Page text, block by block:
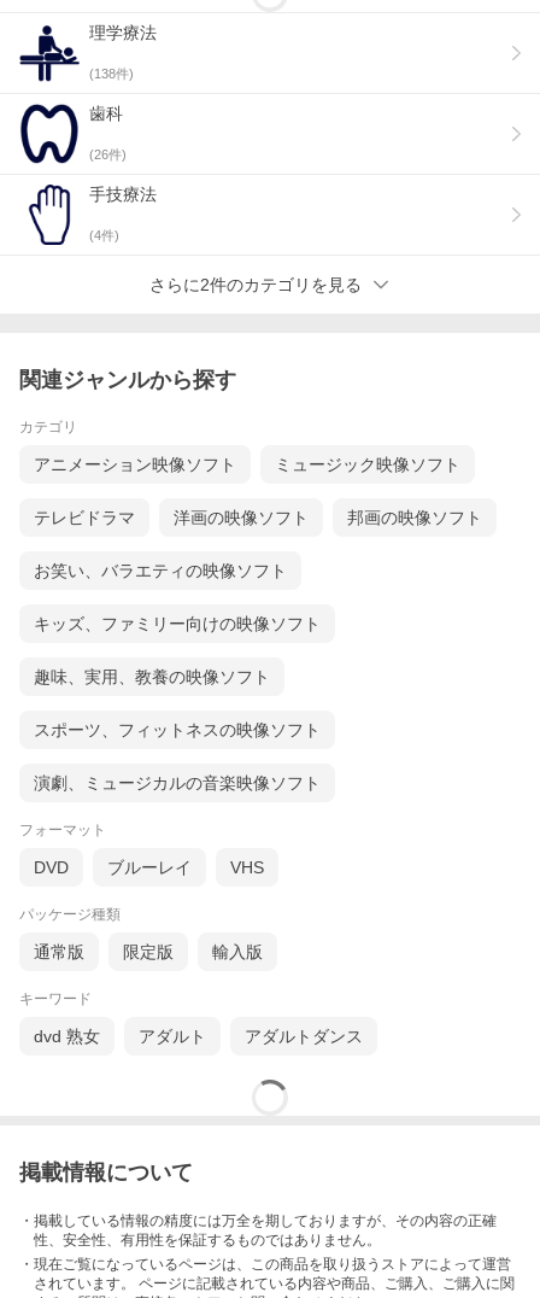
理学療法
(138件)
歯科
(26件)
手技療法
(4件)
さらに2件のカテゴリを見る
関連ジャンルから探す
カテゴリ
アニメーション映像ソフト ミュージック映像ソフト
テレビドラマ 洋画の映像ソフト 邦画の映像ソフト
お笑い、バラエティの映像ソフト
キッズ、ファミリー向けの映像ソフト
趣味、実用、教養の映像ソフト
スポーツ、フィットネスの映像ソフト
演劇、ミュージカルの音楽映像ソフト
フォーマット
DVD ブルーレイ VHS
パッケージ種類
通常版 限定版 輸入版
キーワード
dvd 熟女 アダルト アダルトダンス
掲載情報について
・掲載している情報の精度には万全を期しておりますが、その内容の正確
性、安全性、有用性を保証するものではありません。
・現在ご覧になっているページは、この商品を取り扱うストアによって運営
されています。 ページに記載されている内容や商品、ご購入 、ご購入に関